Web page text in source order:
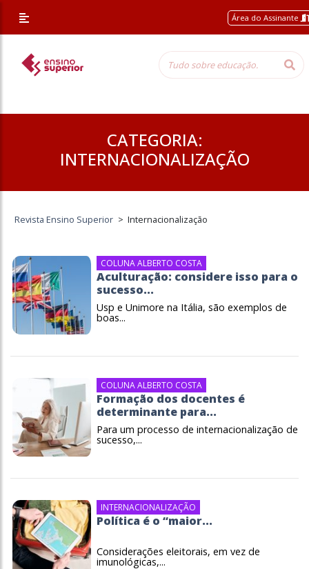
/* Altera a margem superior apenas nessa página */
Área do Assinante
CATEGORIA:
INTERNACIONALIZAÇÃO
Revista Ensino Superior > Internacionalização
COLUNA ALBERTO COSTA
Aculturação: considere isso para o
sucesso...
Usp e Unimore na Itália, são exemplos de
boas...
COLUNA ALBERTO COSTA
Formação dos docentes é
determinante para...
Para um processo de internacionalização de
sucesso,...
INTERNACIONALIZAÇÃO
Política é o “maior...
Considerações eleitorais, em vez de
imunológicas,...